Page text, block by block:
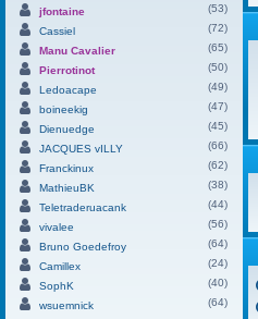
jfontaine
(53)
Cassiel
(72)
Manu Cavalier
(65)
Pierrotinot
(50)
Ledoacape
(49)
boineekig
(47)
Dienuedge
(45)
JACQUES vILLY
(66)
Franckinux
(62)
MathieuBK
(38)
Teletraderuacank
(44)
vivalee
(56)
Bruno Goedefroy
(64)
Camillex
(24)
SophK
(40)
wsuemnick
(64)